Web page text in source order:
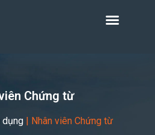
Chứng từ
dụng | Nhân viên Chứng từ